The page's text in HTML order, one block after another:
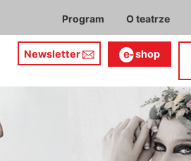
Program O teatrze
Newsletter shop